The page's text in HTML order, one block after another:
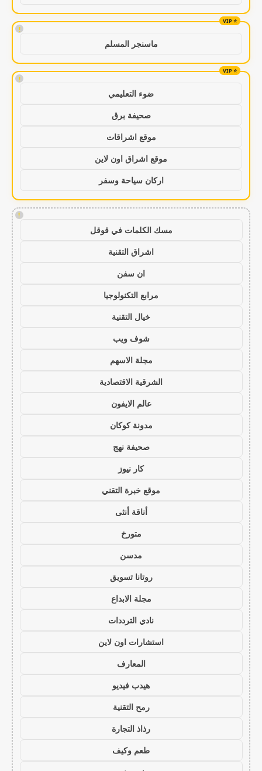
!
ماسنجر المسلم
!
ضوء التعليمي
صحيفة برق
موقع اشراقات
موقع اشراق اون لاين
اركان سياحة وسفر
!
مسك الكلمات في قوقل
اشراق التقنية
ان سفن
مرابع التكنولوجيا
خيال التقنية
شوف ويب
مجلة الاسهم
الشرقية الاقتصادية
عالم الايفون
مدونة كوكان
صحيفة نهج
كار نيوز
موقع خبرة التقني
أناقة أنثى
متورخ
مدسن
روتانا تسويق
مجلة الابداع
نادي الترددات
استشارات اون لاين
المعارف
هيدب فيديو
رمح التقنية
رذاذ التجارة
طعم وكيف